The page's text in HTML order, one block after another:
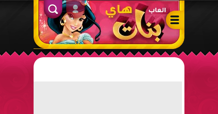
ألعاب بنات هاي – أفضل ألعاب تلبيس، مكياج، طبخ وأنشطة ممتعة
الدخول